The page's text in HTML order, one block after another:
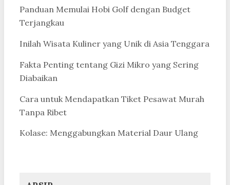
Panduan Memulai Hobi Golf dengan Budget
Terjangkau
Inilah Wisata Kuliner yang Unik di Asia Tenggara
Fakta Penting tentang Gizi Mikro yang Sering
Diabaikan
Cara untuk Mendapatkan Tiket Pesawat Murah
Tanpa Ribet
Kolase: Menggabungkan Material Daur Ulang